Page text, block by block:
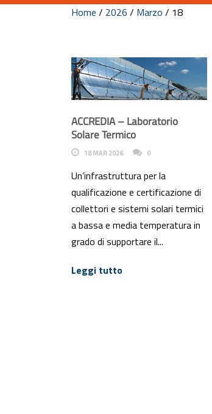
Home / 2026 / Marzo / 18
ACCREDIA – Laboratorio
Solare Termico
18 MAR 2026 0
Un’infrastruttura per la
qualificazione e certificazione di
collettori e sistemi solari termici
a bassa e media temperatura in
grado di supportare il...
Leggi tutto